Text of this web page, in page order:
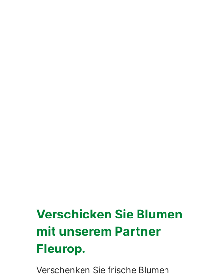
Verschicken Sie Blumen
mit unserem Partner
Fleurop.
Verschenken Sie frische Blumen